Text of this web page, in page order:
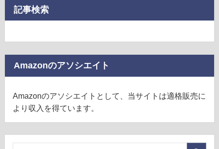
記事検索
Amazonのアソシエイト
Amazonのアソシエイトとして、当サイトは適格販売に
より収入を得ています。